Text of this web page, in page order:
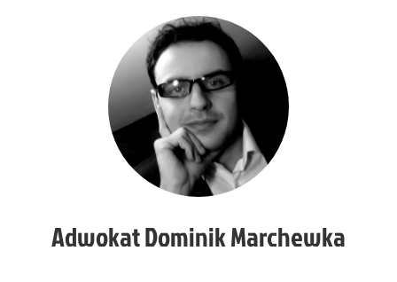
Adwokat Dominik Marchewka